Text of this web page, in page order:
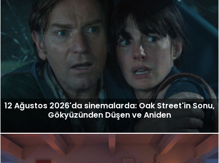
12 Ağustos 2026'da sinemalarda: Oak Street'in Sonu,
Gökyüzünden Düşen ve Aniden